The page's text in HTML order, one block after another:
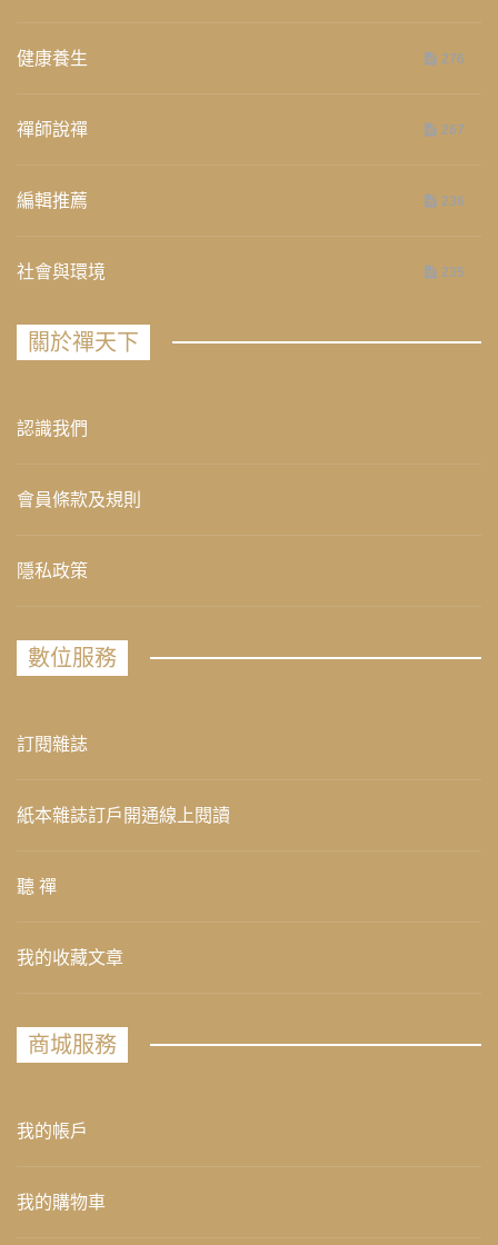
健康養生 276
禪師說禪 267
編輯推薦 236
社會與環境 235
關於禪天下
認識我們
會員條款及規則
隱私政策
數位服務
訂閱雜誌
紙本雜誌訂戶開通線上閱讀
聽 禪
我的收藏文章
商城服務
我的帳戶
我的購物車